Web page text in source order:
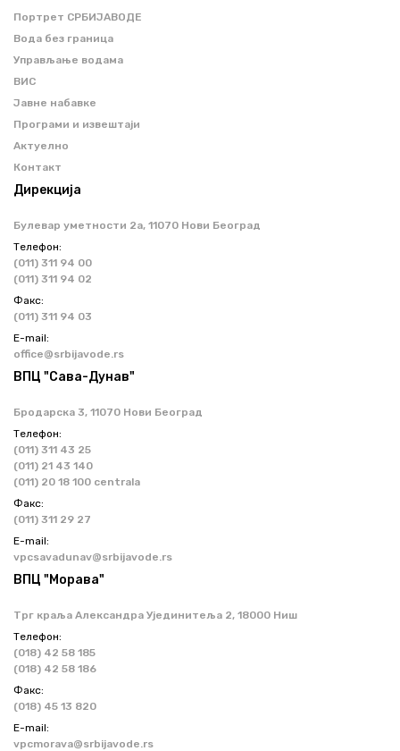
Портрет СРБИЈАВОДЕ
Вода без граница
Управљање водама
ВИС
Јавне набавке
Програми и извештаји
Актуелно
Контакт
Дирекција
Булевар уметности 2a, 11070 Нови Београд
Телефон:
(011) 311 94 00
(011) 311 94 02
Факс:
(011) 311 94 03
Е-mail:
office@srbijavode.rs
ВПЦ "Сава-Дунав"
Бродарска 3, 11070 Нови Београд
Телефон:
(011) 311 43 25
(011) 21 43 140
(011) 20 18 100 centrala
Факс:
(011) 311 29 27
Е-mail:
vpcsavadunav@srbijavode.rs
ВПЦ "Морава"
Трг краља Александра Ујединитеља 2, 18000 Ниш
Телефон:
(018) 42 58 185
(018) 42 58 186
Факс:
(018) 45 13 820
Е-mail:
vpcmorava@srbijavode.rs